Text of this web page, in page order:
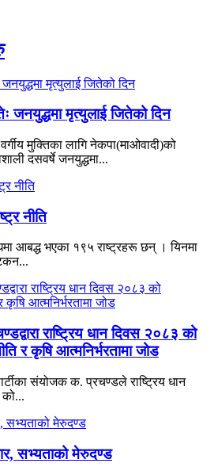
जनयुद्धमा मृत्युलाई जितेको दिन
मुक्तिका लागि नेकपा(माओवादी)को
दसवर्षे जनयुद्धमा...
नीति
आबद्ध भएका १९५ राष्ट्रहरू छन् । यिनमा
राष्ट्रिय धान दिवस २०८३ को
र कृषि आत्मनिर्भरतामा जोड
संयोजक क. प्रचण्डले राष्ट्रिय धान
को...
सभ्यताको मेरुदण्ड